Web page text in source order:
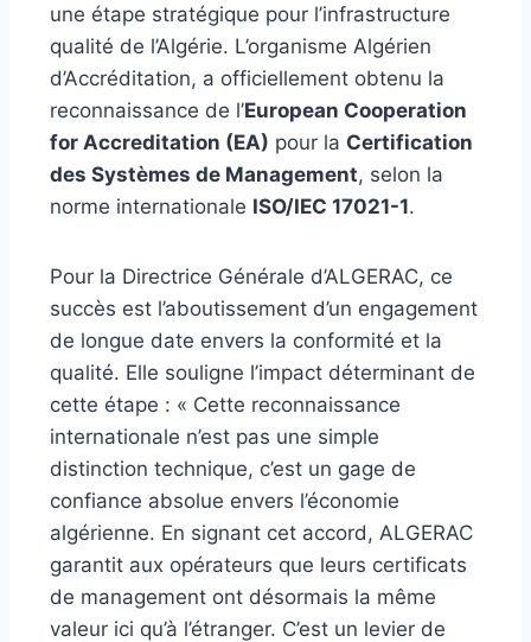
une étape stratégique pour l’infrastructure
qualité de l’Algérie. L’organisme Algérien
d’Accréditation, a officiellement obtenu la
reconnaissance de l’European Cooperation
for Accreditation (EA) pour la Certification
des Systèmes de Management, selon la
norme internationale ISO/IEC 17021-1.
Pour la Directrice Générale d’ALGERAC, ce
succès est l’aboutissement d’un engagement
de longue date envers la conformité et la
qualité. Elle souligne l’impact déterminant de
cette étape : « Cette reconnaissance
internationale n’est pas une simple
distinction technique, c’est un gage de
confiance absolue envers l’économie
algérienne. En signant cet accord, ALGERAC
garantit aux opérateurs que leurs certificats
de management ont désormais la même
valeur ici qu’à l’étranger. C’est un levier de